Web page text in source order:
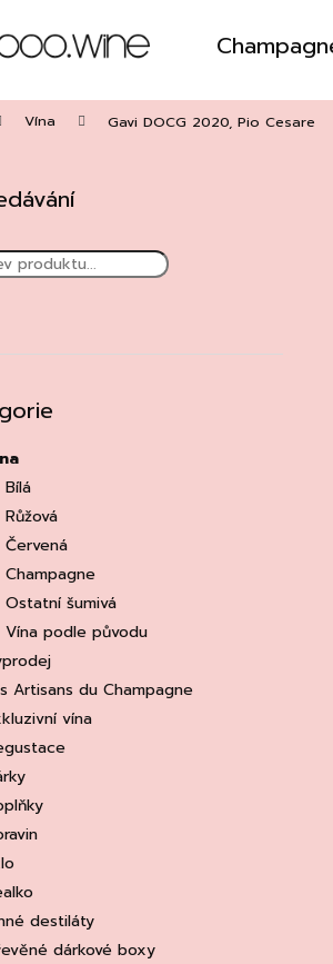
Vína Gavi DOCG 2020, Pio Cesare
Bílá
Růžová
Červená
Champagne
Ostatní šumivá
Vína podle původu
Artisans du Champagne
vína
destiláty
dárkové boxy
PROSECCO SUPERIORE DOCG
MARTIGNAGO
335 Kč